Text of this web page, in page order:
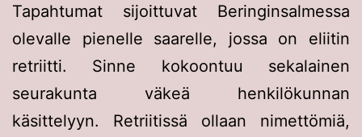
Tapahtumat sijoittuvat Beringinsalmessa
olevalle pienelle saarelle, jossa on eliitin
retriitti. Sinne kokoontuu sekalainen
seurakunta väkeä henkilökunnan
käsittelyyn. Retriitissä ollaan nimettömiä,